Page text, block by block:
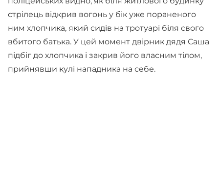
стрілець відкрив вогонь у бік уже пораненого
ним хлопчика, який сидів на тротуарі біля свого
вбитого батька. У цей момент двірник дядя Саша
підбіг до хлопчика і закрив його власним тілом,
прийнявши кулі нападника на себе.